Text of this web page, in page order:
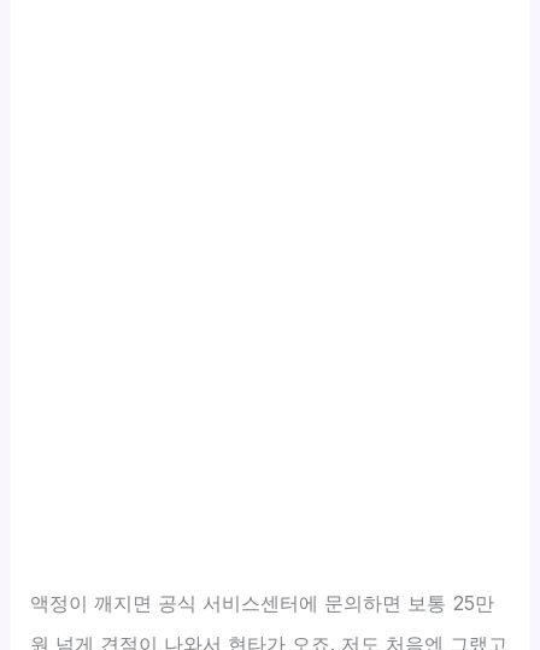
액정이 깨지면 공식 서비스센터에 문의하면 보통 25만
원 넘게 견적이 나와서 현타가 오죠. 저도 처음엔 그랬고